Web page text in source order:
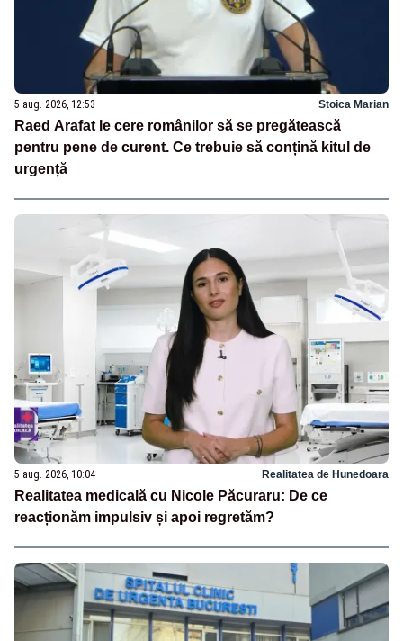
5 aug. 2026, 12:53 Stoica Marian
Raed Arafat le cere românilor să se pregătească
pentru pene de curent. Ce trebuie să conțină kitul de
urgență
5 aug. 2026, 10:04 Realitatea de Hunedoara
Realitatea medicală cu Nicole Păcuraru: De ce
reacționăm impulsiv și apoi regretăm?